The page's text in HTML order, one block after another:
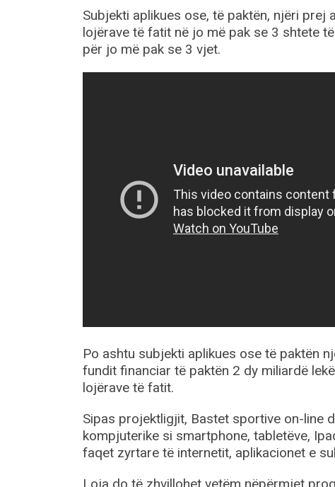
Subjekti aplikues ose, të paktën, njëri
lojërave të fatit në jo më pak se 3 shtete
për jo më pak se 3 vjet.
Po ashtu subjekti aplikues ose të paktën
fundit financiar të paktën 2 dy miliardë
lojërave të fatit.
Sipas projektligjit, Bastet sportive on-line
kompjuterike si smartphone, tabletëve,
faqet zyrtare të internetit, aplikacionet e